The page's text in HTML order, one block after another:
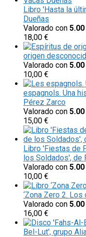
Libro 'Hasta la
Dueñas
Valorado con 5.00
18,00 €
origen
Valorado con 5.00
10,00 €
espagnols. Una
Pérez Zarco
Valorado con 5.00
15,00 €
Libro 'Fiestas de
los Soldados', de
Valorado con 5.00
10,00 €
‘Zona Zero 2.
Valorado con 5.00
16,00 €
Bel-Lut', grupo